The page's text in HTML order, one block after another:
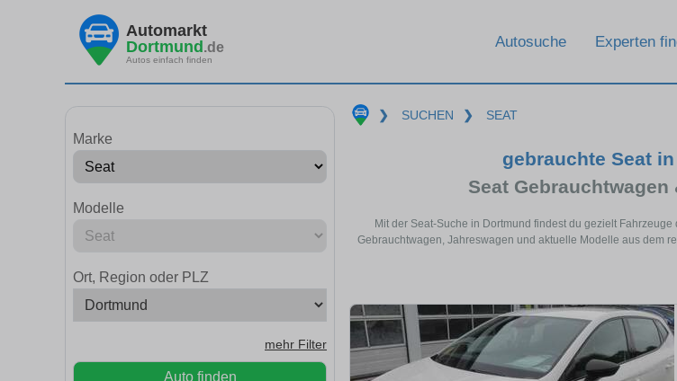
Automarkt
Dortmund.de
Autos einfach finden
Autosuche Experten
Marke
Modelle
Ort, Region oder PLZ
mehr Filter
Auto finden
❯ SUCHEN ❯ SEAT
gebrauchte Seat
Seat
Mit der Seat-Suche in Dortmund findest du gezielt
Gebrauchtwagen, Jahreswagen und aktuelle Modelle aus dem